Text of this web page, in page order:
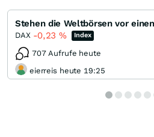
Stehen die Weltbörsen vor
DAX -0,23 % Index
707 Aufrufe heute
eierreis heute 19:25